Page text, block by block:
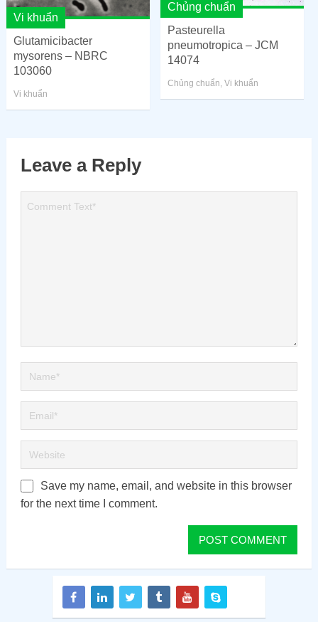
Vi khuẩn
Glutamicibacter
mysorens – NBRC
103060
Vi khuẩn
Chủng chuẩn
Pasteurella
pneumotropica – JCM
14074
Chủng chuẩn,Vi khuẩn
Leave a Reply
Save my name, email, and website in this browser
for the next time I comment.